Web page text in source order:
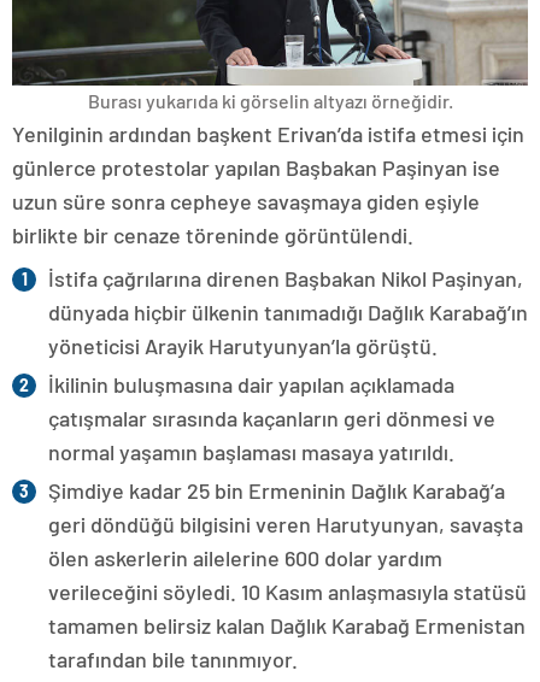
Burası yukarıda ki görselin altyazı örneğidir.
Yenilginin ardından başkent Erivan’da istifa etmesi için
günlerce protestolar yapılan Başbakan Paşinyan ise
uzun süre sonra cepheye savaşmaya giden eşiyle
birlikte bir cenaze töreninde görüntülendi.
İstifa çağrılarına direnen Başbakan Nikol Paşinyan,
dünyada hiçbir ülkenin tanımadığı Dağlık Karabağ’ın
yöneticisi Arayik Harutyunyan’la görüştü.
İkilinin buluşmasına dair yapılan açıklamada
çatışmalar sırasında kaçanların geri dönmesi ve
normal yaşamın başlaması masaya yatırıldı.
Şimdiye kadar 25 bin Ermeninin Dağlık Karabağ’a
geri döndüğü bilgisini veren Harutyunyan, savaşta
ölen askerlerin ailelerine 600 dolar yardım
verileceğini söyledi. 10 Kasım anlaşmasıyla statüsü
tamamen belirsiz kalan Dağlık Karabağ Ermenistan
tarafından bile tanınmıyor.